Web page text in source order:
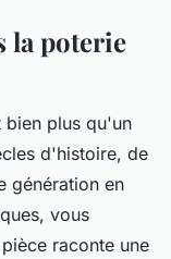
la poterie
bien plus qu'un
d'histoire, de
génération en
vous
raconte une